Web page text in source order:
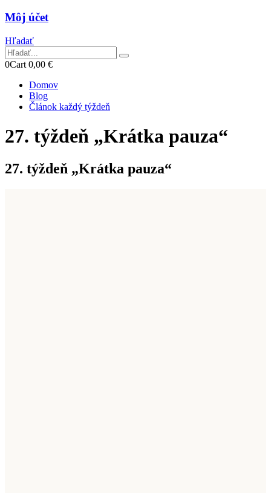
Môj účet
Hľadať
0Cart 0,00 €
Domov
Blog
Článok každý týždeň
27. týždeň „Krátka pauza“
27. týždeň „Krátka pauza“